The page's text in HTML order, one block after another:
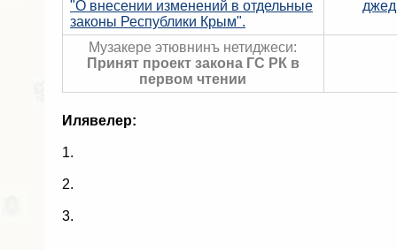
"О внесении изменений в отдельные
законы Республики Крым".
Музакере этювнинъ нетиджеси:
Принят проект закона ГС РК в
первом чтении
Илявелер:
1.
2.
3.